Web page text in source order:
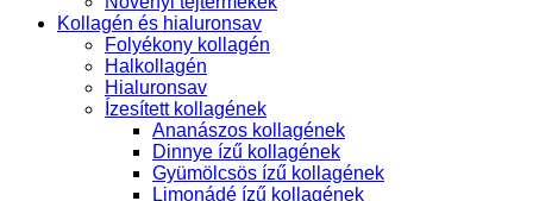
Kollagén és hialuronsav
Folyékony kollagén
Halkollagén
Hialuronsav
Ízesített kollagének
Ananászos kollagének
Dinnye ízű kollagének
Gyümölcsös ízű kollagének
Limonádé ízű kollagének